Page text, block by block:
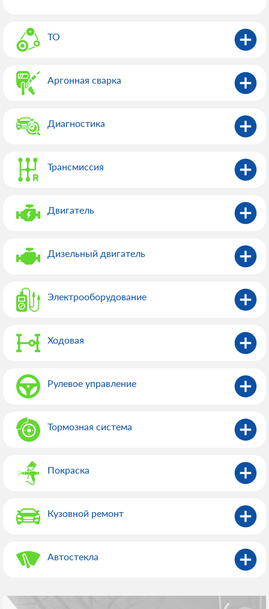
ТО
Аргонная сварка
Диагностика
Трансмиссия
Двигатель
Дизельный двигатель
Электрооборудованиe
Ходовая
Рулевое управление
Тормозная система
Покраска
Кузовной ремонт
Автостекла